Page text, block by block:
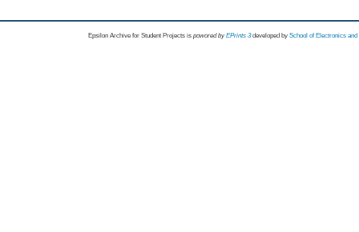
Epsilon Archive for Student Projects is powored byEPrints 3 developed by School of Electronics